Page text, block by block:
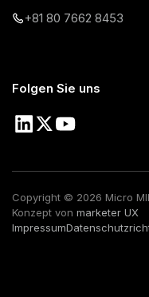
+81 80 7662 8453
Folgen Sie uns
Copyright © 2026 Micro
Konzept von marketer UX
Impressum